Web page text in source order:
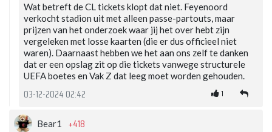
Wat betreft de CL tickets klopt dat niet. Feyenoord
verkocht stadion uit met alleen passe-partouts, maar
prijzen van het onderzoek waar jij het over hebt zijn
vergeleken met losse kaarten (die er dus officieel niet
waren). Daarnaast hebben we het aan ons zelf te danken
dat er een opslag zit op die tickets vanwege structurele
UEFA boetes en Vak Z dat leeg moet worden gehouden.
03-12-2024 02:42 1
Bear1 +418